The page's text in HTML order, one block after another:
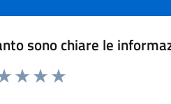
sono chiare le
da 1 a 5 stelle la pagina